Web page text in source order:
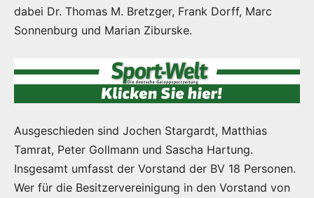
dabei Dr. Thomas M. Bretzger, Frank Dorff, Marc
Sonnenburg und Marian Ziburske.
Ausgeschieden sind Jochen Stargardt, Matthias
Tamrat, Peter Gollmann und Sascha Hartung.
Insgesamt umfasst der Vorstand der BV 18 Personen.
Wer für die Besitzervereinigung in den Vorstand von